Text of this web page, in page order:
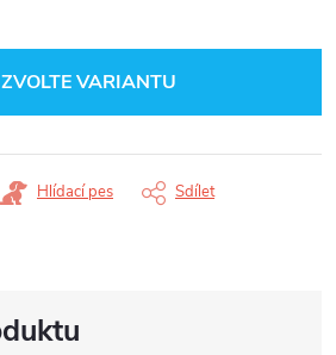
ZVOLTE VARIANTU
Hlídací pes Sdílet